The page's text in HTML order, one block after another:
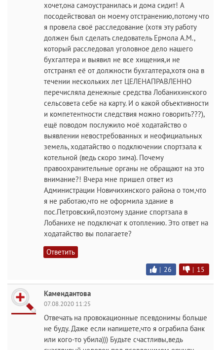
хочет,она самоустранилась и дома сидит! А
посодействовал он моему отстранению,потому что
я провела своё расследование (хотя эту работу
должен был сделать следователь Ермола А.М.,
который расследовал уголовное дело нашего
бухгалтера и выявил не все хищения,и не
отстранял её от должности бухгалтера,хотя она в
течении нескольких лет ЦЕЛЕНАПРАВЛЕННО
перечисляла денежные средства Лобанихинского
сельсовета себе на карту. И о какой объективности
и компетентности следствия можно говорить???),
ещё поводом послужило моё ходатайство о
выявлении невостребованных и неофициальных
земель, ходатайство о подключении спортзала к
котельной (ведь скоро зима). Почему
правоохранительные органы не обращают на это
внимание?! Вчера мне пришел ответ из
Администрации Новичихинского района о том,что
я не работаю,что не оформила здание в
пос.Петровский,поэтому здание спортзала в
Лобанихе не подключат к отоплению. Это ответ на
ходатайство вы полагаете?
Ответить
| 26 | 15
Камендантова
07.08.2020 11:25
Отвечать на провокационные псевдонимы больше
не буду. Даже если напишете,что я ограбила банк
или кого-то убила))) Будьте счастливы,ведь